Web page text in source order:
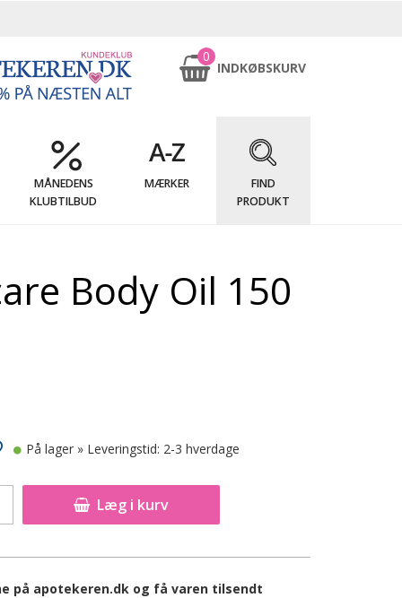
0
INDKØBSKURV
MÅNEDENS
KLUBTILBUD
MÆRKER
FIND
PRODUKT
Body Oil 150
Læg i kurv
På lager » Leveringstid: 2-3 hverdage
på apotekeren.dk og få varen tilsendt